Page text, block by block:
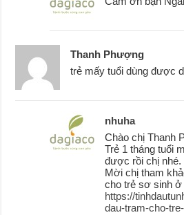
Thanh Phượng
trẻ mấy tuổi dùng được
nhuha
Chào chị Thanh
Trẻ 1 tháng tuổi
được rồi chị nhé.
Mời chị tham
cho trẻ sơ sinh ở
https://
dau-tram-cho-